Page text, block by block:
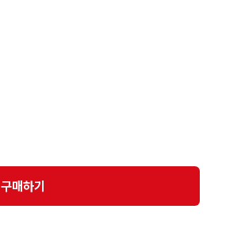
구매하기